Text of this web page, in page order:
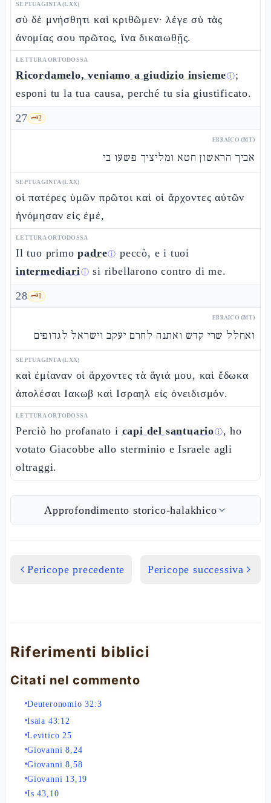
SEPTUAGINTA (LXX)
σὺ δὲ μνήσθητι καὶ κριθῶμεν· λέγε σὺ τὰς
ἀνομίας σου πρῶτος, ἵνα δικαιωθῇς.
LETTURA ORTODOSSA
Ricordamelo, veniamo a giudizio insiemeⓘ;
esponi tu la tua causa, perché tu sia giustificato.
27 🗝️2
EBRAICO (MT)
אביך הראשון חטא ומליציך פשעו בי
SEPTUAGINTA (LXX)
οἱ πατέρες ὑμῶν πρῶτοι καὶ οἱ ἄρχοντες αὐτῶν
ἠνόμησαν εἰς ἐμέ,
LETTURA ORTODOSSA
Il tuo primopadreⓘ peccò, e i tuoi
intermediariⓘ si ribellarono contro di me.
28 🗝️1
EBRAICO (MT)
ואחלל שרי קדש ואתנה לחרם יעקב וישראל לגדופים
SEPTUAGINTA (LXX)
καὶ ἐμίαναν οἱ ἄρχοντες τὰ ἅγιά μου, καὶ ἔδωκα
ἀπολέσαι Ιακωβ καὶ Ισραηλ εἰς ὀνειδισμόν.
LETTURA ORTODOSSA
Perciò ho profanato i capi del santuarioⓘ, ho
votato Giacobbe allo sterminio e Israele agli
oltraggi.
Approfondimento storico-halakhico
Pericope precedente Pericope successiva
Riferimenti biblici
Citati nel commento
Deuteronomio 32:3
Isaia 43:12
Levitico 25
Giovanni 8,24
Giovanni 8,58
Giovanni 13,19
Is 43,10